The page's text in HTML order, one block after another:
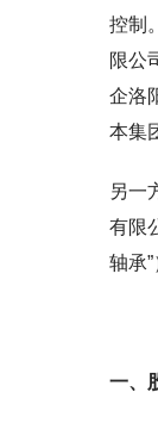
控制
限公
企洛
本集
另一
有限
轴承
一、